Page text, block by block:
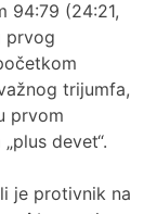
94:79 (24:21,
prvog
trijumfa,
prvom
devet“.
je protivnik na